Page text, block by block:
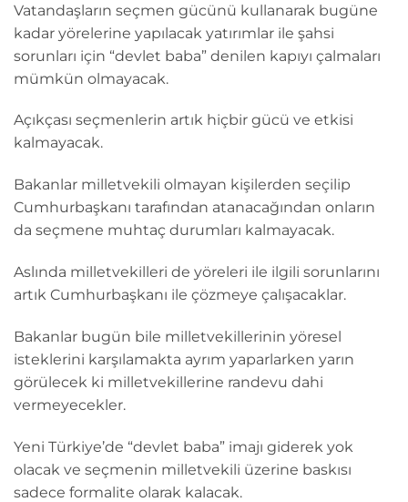
Vatandaşların seçmen gücünü kullanarak bugüne
kadar yörelerine yapılacak yatırımlar ile şahsi
sorunları için “devlet baba” denilen kapıyı çalmaları
mümkün olmayacak.
Açıkçası seçmenlerin artık hiçbir gücü ve etkisi
kalmayacak.
Bakanlar milletvekili olmayan kişilerden seçilip
Cumhurbaşkanı tarafından atanacağından onların
da seçmene muhtaç durumları kalmayacak.
Aslında milletvekilleri de yöreleri ile ilgili sorunlarını
artık Cumhurbaşkanı ile çözmeye çalışacaklar.
Bakanlar bugün bile milletvekillerinin yöresel
isteklerini karşılamakta ayrım yaparlarken yarın
görülecek ki milletvekillerine randevu dahi
vermeyecekler.
Yeni Türkiye’de “devlet baba” imajı giderek yok
olacak ve seçmenin milletvekili üzerine baskısı
sadece formalite olarak kalacak.